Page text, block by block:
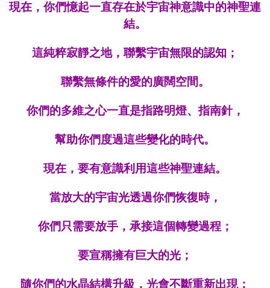
現在，你們憶起一直存在於宇宙神意識中的神聖連
結。
這純粹寂靜之地，聯繫宇宙無限的認知；
聯繫無條件的愛的廣闊空間。
你們的多維之心一直是指路明燈、指南針，
幫助你們度過這些變化的時代。
現在， 要有意識利用這些神聖連結。
當放大的宇宙光透過你們恢復時，
你們只需要放手，承接這個轉變過程；
要宣稱擁有巨大的光 ；
隨你們的水晶結構升級，光會不斷重新出現；